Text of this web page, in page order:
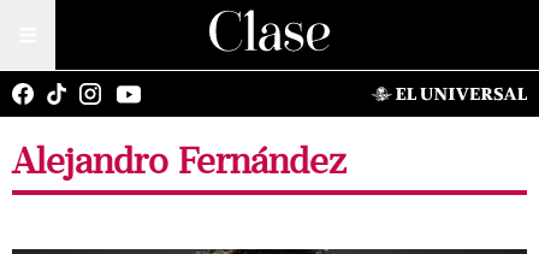
Alejandro Fernández